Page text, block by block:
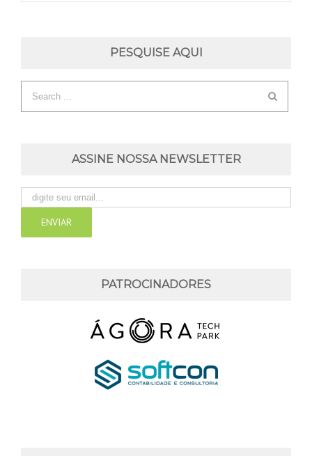
PESQUISE AQUI
ASSINE NOSSA NEWSLETTER
PATROCINADORES